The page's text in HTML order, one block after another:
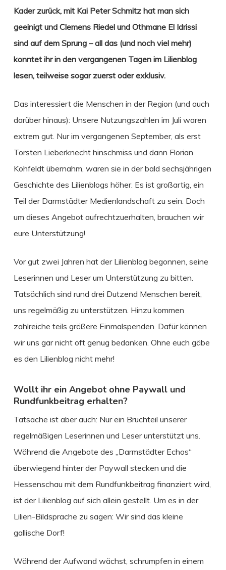
Kader zurück, mit Kai Peter Schmitz hat man sich
geeinigt undClemens Riedel und Othmane El Idrissi
sind auf dem Sprung – all das (und noch viel mehr)
konntet ihr in den vergangenen Tagen im Lilienblog
lesen, teilweise sogar zuerst oder exklusiv.
Das interessiert die Menschen in der Region (und auch
darüber hinaus): Unsere Nutzungszahlen im Juli waren
extrem gut. Nur im vergangenen September, als erst
Torsten Lieberknecht hinschmiss und dann Florian
Kohfeldt übernahm, waren sie in der bald sechsjährigen
Geschichte des Lilienblogs höher. Es ist großartig, ein
Teil der Darmstädter Medienlandschaft zu sein. Doch
um dieses Angebot aufrechtzuerhalten, brauchen wir
eure Unterstützung!
Vor gut zwei Jahren hat der Lilienblog begonnen, seine
Leserinnen und Leser um Unterstützung zu bitten.
Tatsächlich sind rund drei Dutzend Menschen bereit,
uns regelmäßig zu unterstützen. Hinzu kommen
zahlreiche teils größere Einmalspenden. Dafür können
wir uns gar nicht oft genug bedanken. Ohne euch gäbe
es den Lilienblog nicht mehr!
Wollt ihr ein Angebot ohne Paywall und
Rundfunkbeitrag erhalten?
Tatsache ist aber auch: Nur ein Bruchteil unserer
regelmäßigen Leserinnen und Leser unterstützt uns.
Während die Angebote des „Darmstädter Echos“
überwiegend hinter der Paywall stecken und die
Hessenschau mit dem Rundfunkbeitrag finanziert wird,
ist der Lilienblog auf sich allein gestellt. Um es in der
Lilien-Bildsprache zu sagen: Wir sind das kleine
gallische Dorf!
Während der Aufwand wächst, schrumpfen in einem